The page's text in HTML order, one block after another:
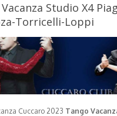
Studio X4
Torricelli-Loppi
Cuccaro 2023 Tango